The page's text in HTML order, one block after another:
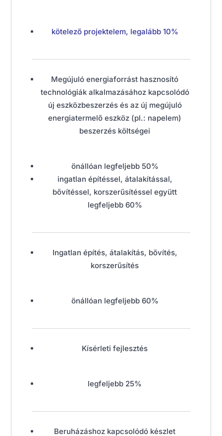
kötelező projektelem, legalább 10%
Megújuló energiaforrást hasznosító
technológiák alkalmazásához kapcsolódó
új eszközbeszerzés és az új megújuló
energiatermelő eszköz (pl.: napelem)
beszerzés költségei
önállóan legfeljebb 50%
ingatlan építéssel, átalakítással,
bővítéssel, korszerűsítéssel együtt
legfeljebb 60%
Ingatlan építés, átalakítás, bővítés,
korszerűsítés
önállóan legfeljebb 60%
Kísérleti fejlesztés
legfeljebb 25%
Beruházáshoz kapcsolódó készlet